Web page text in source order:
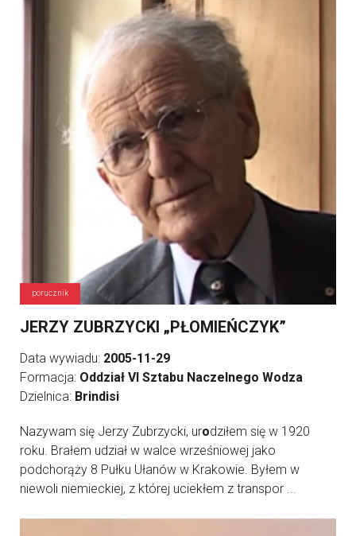
porucznik
JERZY ZUBRZYCKI „PŁOMIEŃCZYK”
Data wywiadu: 2005-11-29
Formacja: Oddział VI Sztabu Naczelnego Wodza
Dzielnica: Brindisi
Nazywam się Jerzy Zubrzycki, urodziłem się w 1920
roku. Brałem udział w walce wrześniowej jako
podchorąży 8 Pułku Ułanów w Krakowie. Byłem w
niewoli niemieckiej, z której uciekłem z transpor ...